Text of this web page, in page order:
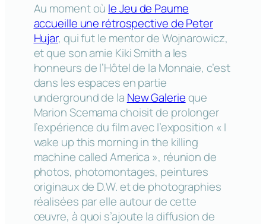
Au moment où le Jeu de Paume
accueille une rétrospective de Peter
Hujar, qui fut le mentor de Wojnarowicz,
et que son amie Kiki Smith a les
honneurs de l’Hôtel de la Monnaie, c’est
dans les espaces en partie
underground de la New Galerieque
Marion Scemama choisit de prolonger
l’expérience du film avec l’exposition « I
wake up this morning in the killing
machine called America », réunion de
photos, photomontages, peintures
originaux de D.W. et de photographies
réalisées par elle autour de cette
œuvre, à quoi s’ajoute la diffusion de